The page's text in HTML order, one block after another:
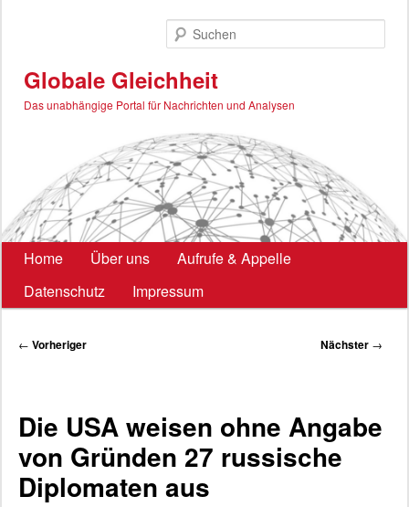
Globale Gleichheit
Das unabhängige Portal für Nachrichten und Analysen
Hauptmenü
Home Über uns
Aufrufe & Appelle
Datenschutz
Impressum
Beitragsnavigation
← Vorheriger Nächster →
Die USA weisen ohne Angabe
von Gründen 27 russische
Diplomaten aus